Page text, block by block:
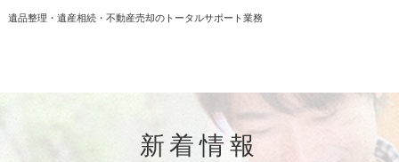
遺品整理・遺産相続・不動産売却のトータルサポート業務
新着情報